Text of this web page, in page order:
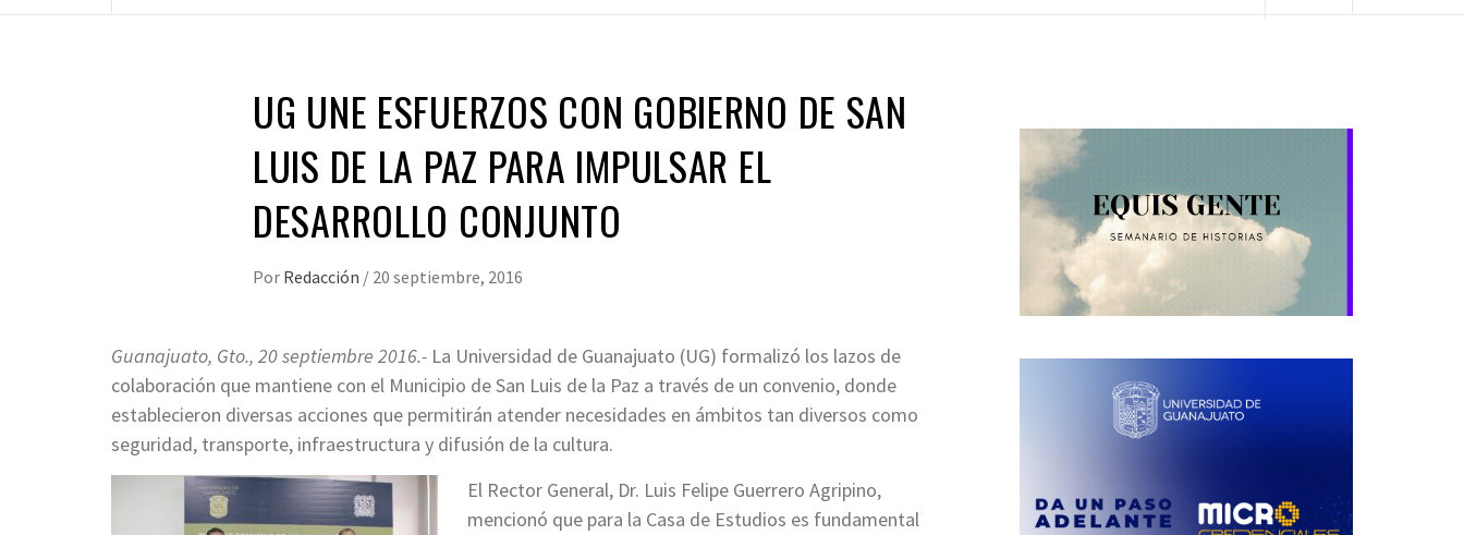
UG UNE ESFUERZOS CON GOBIERNO DE SAN
LUIS DE LA PAZ PARA IMPULSAR EL
DESARROLLO CONJUNTO
Por Redacción / 20 septiembre, 2016
Guanajuato, Gto., 20 septiembre 2016.- La Universidad de Guanajuato (UG) formalizó los lazos de
colaboración que mantiene con el Municipio de San Luis de la Paz a través de un convenio, donde
establecieron diversas acciones que permitirán atender necesidades en ámbitos tan diversos como
seguridad, transporte, infraestructura y difusión de la cultura.
El Rector General, Dr. Luis Felipe Guerrero Agripino,
mencionó que para la Casa de Estudios es fundamental